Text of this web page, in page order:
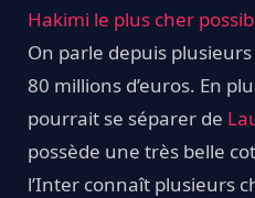
Hakimi le plus cher
On parle depuis
80 millions d’euros. En
pourrait se séparer de
possède une très belle
l’Inter connaît plusieurs